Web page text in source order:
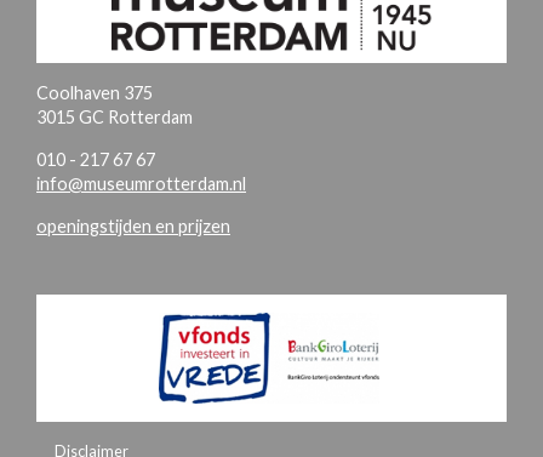
Coolhaven 375
3015 GC Rotterdam
010 - 217 67 67
info@museumrotterdam.nl
openingstijden en prijzen
Disclaimer